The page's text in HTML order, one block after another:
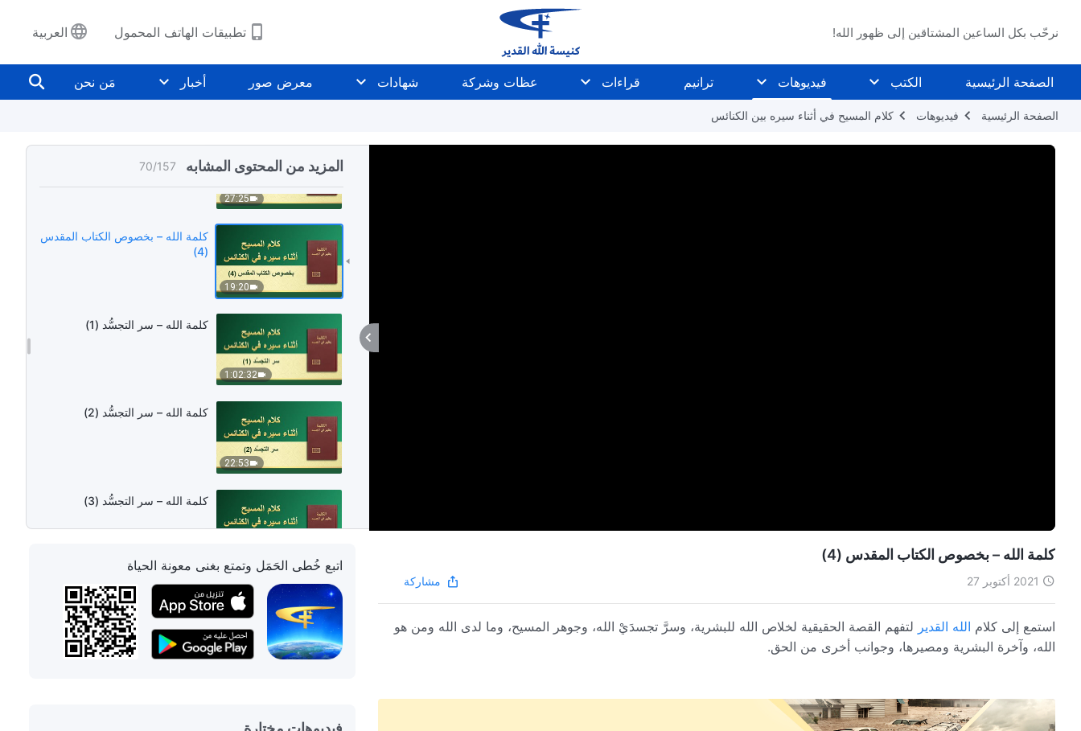
نرحّب بكل الساعين المشتاقين إلى ظهور الله! تطبيقات الهاتف المحمول العربية
الصفحة الرئيسية الكتب فيديوهات ترانيم قراءات عظات وشركة شهادات معرض صور أخبار مَن نحن
الصفحة الرئيسية فيديوهات كلام المسيح في أثناء سيره بين الكنائس
المزيد من المحتوى المشابه 70/157
(1)
27:25
كلمة الله – بخصوص الكتاب المقدس
(3)
19:20
كلمة الله – بخصوص الكتاب المقدس
(4)
1:02:32
كلمة الله – سر التجسُّد (1)
22:53
كلمة الله – سر التجسُّد (2)
كلمة الله – سر التجسُّد (3)
35:57
كلمة الله – سر التجسُّد (4) (الجزء
الأول)
39:19
كلمة الله – بخصوص الكتاب المقدس (4)
2021 أكتوبر 27 مشاركة
استمع إلى كلام الله القدير لتفهم القصة الحقيقية لخلاص الله للبشرية، وسرَّ تجسدَيْ الله، وجوهر المسيح، وما لدى الله ومن هو
الله، وآخرة البشرية ومصيرها، وجوانب أخرى من الحق.
اتبع خُطى الحَمَل وتمتع بغنى معونة الحياة